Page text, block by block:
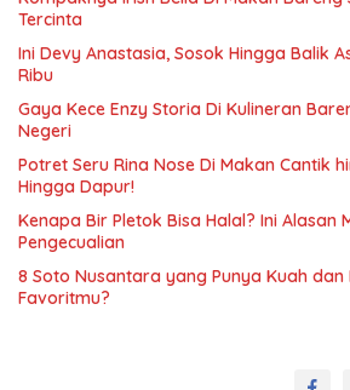
Tercinta
Ini Devy Anastasia, Sosok Hingga Balik
Ribu
Gaya Kece Enzy Storia Di Kulineran
Negeri
Potret Seru Rina Nose Di Makan Cantik
Hingga Dapur!
Kenapa Bir Pletok Bisa Halal? Ini Alasan
Pengecualian
8 Soto Nusantara yang Punya Kuah dan
Favoritmu?